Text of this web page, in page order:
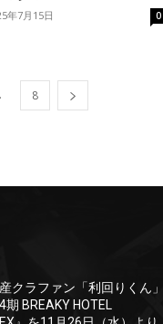
年7月15日 0
8
クラファン「利回りくん」
4期 BREAKY HOTEL